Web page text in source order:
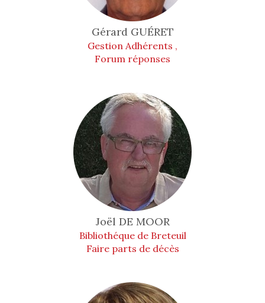
Gérard GUÉRET
Gestion Adhérents ,
Forum réponses
Joël DE MOOR
Bibliothéque de Breteuil
Faire parts de décès